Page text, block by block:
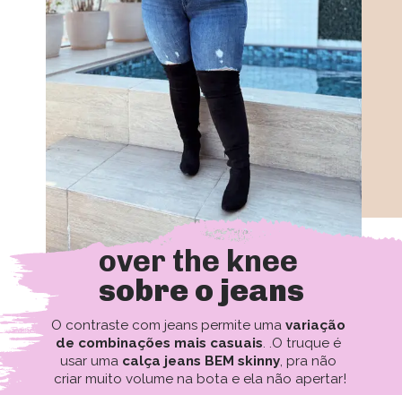
over the knee
sobre o jeans
O contraste com jeans permite uma variação
de combinações mais casuais. .O truque é
usar uma calça jeans BEM skinny, pra não
criar muito volume na bota e ela não apertar!